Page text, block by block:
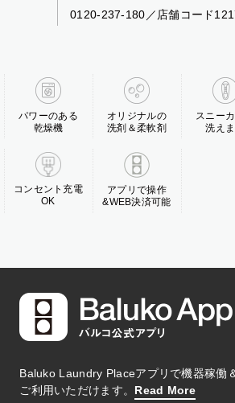
0120-237-180／店舗コード
パワーのある
乾燥機
オリジナルの
洗剤＆柔軟剤
スニー
洗え
コンセント充電
OK
アプリで操作
&WEB決済可能
Baluko Laundry Placeアプリで機器稼働
ご利用いただけます。 Read More